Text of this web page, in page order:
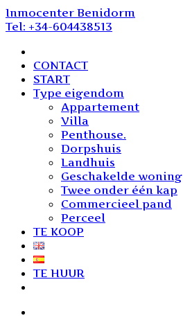
Skip
to
Inmocenter Benidorm
Tel: +34-604438513
CONTACT
START
Type eigendom
Appartement
Villa
Penthouse.
Dorpshuis
Landhuis
Geschakelde woning
Twee onder één kap
Commercieel pand
Perceel
TE KOOP
TE HUUR